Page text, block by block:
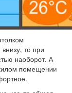
то при
наоборот. А
помещении